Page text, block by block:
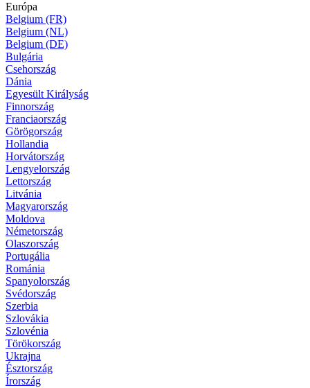
Európa
Belgium (FR)
Belgium (NL)
Belgium (DE)
Bulgária
Csehország
Dánia
Egyesült Királyság
Finnország
Franciaország
Görögország
Hollandia
Horvátország
Lengyelország
Lettország
Litvánia
Magyarország
Moldova
Németország
Olaszország
Portugália
Románia
Spanyolország
Svédország
Szerbia
Szlovákia
Szlovénia
Törökország
Ukrajna
Észtország
Írország